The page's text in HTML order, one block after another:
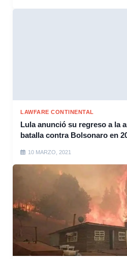
LAWFARE CONTINENTAL
Lula anunció su regreso a la
batalla contra Bolsonaro en
10 MARZO, 2021